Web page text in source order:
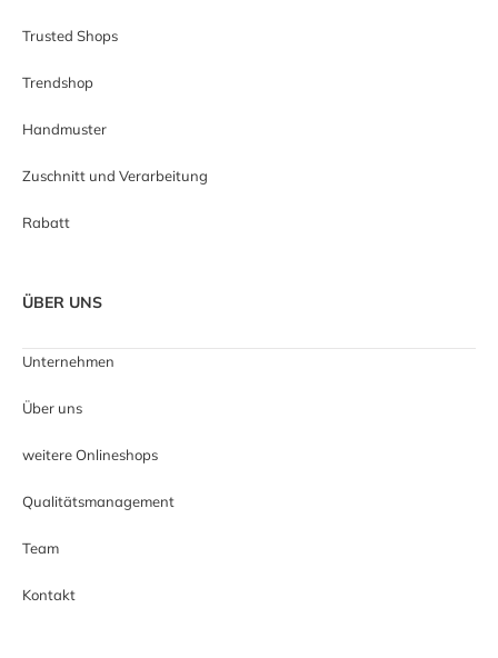
Trusted Shops
Trendshop
Handmuster
Zuschnitt und Verarbeitung
Rabatt
ÜBER UNS
Unternehmen
Über uns
weitere Onlineshops
Qualitätsmanagement
Team
Kontakt